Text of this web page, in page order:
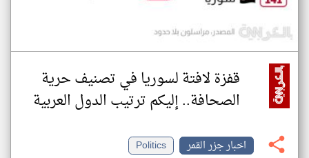
قفزة لافتة لسوريا في تصنيف حرية
الصحافة.. إليكم ترتيب الدول العربية
اخبار جزر القمر
Politics